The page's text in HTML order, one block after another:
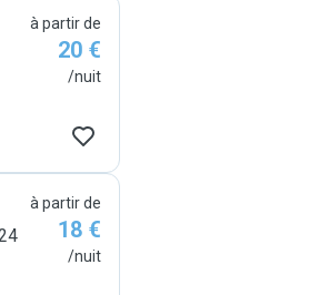
à partir de
20 €
/nuit
à partir de
18 €
/nuit